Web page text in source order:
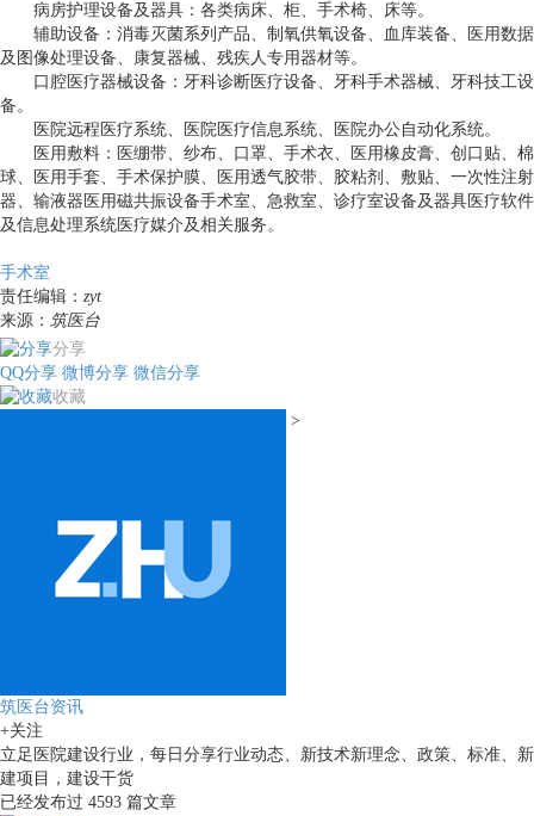
病房护理设备及器具：各类病床、柜、手术椅、床等。
辅助设备：消毒灭菌系列产品、制氧供氧设备、血库装备、医用数据
及图像处理设备、康复器械、残疾人专用器材等。
口腔医疗器械设备：牙科诊断医疗设备、牙科手术器械、牙科技工设
备。
医院远程医疗系统、医院医疗信息系统、医院办公自动化系统。
医用敷料：医绷带、纱布、口罩、手术衣、医用橡皮膏、创口贴、棉
球、医用手套、手术保护膜、医用透气胶带、胶粘剂、敷贴、一次性注射
器、输液器医用磁共振设备手术室、急救室、诊疗室设备及器具医疗软件
及信息处理系统医疗媒介及相关服务。
手术室
责任编辑： zyt
来源： 筑医台
分享
QQ分享 微博分享 微信分享
收藏
>
筑医台资讯
+关注
立足医院建设行业，每日分享行业动态、新技术新理念、政策、标准、新
建项目，建设干货
已经发布过 4593 篇文章